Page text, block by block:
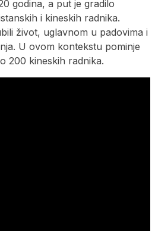
godina, a put je gradilo
i kineskih radnika.
život, uglavnom u padovima i
U ovom kontekstu pominje
200 kineskih radnika.